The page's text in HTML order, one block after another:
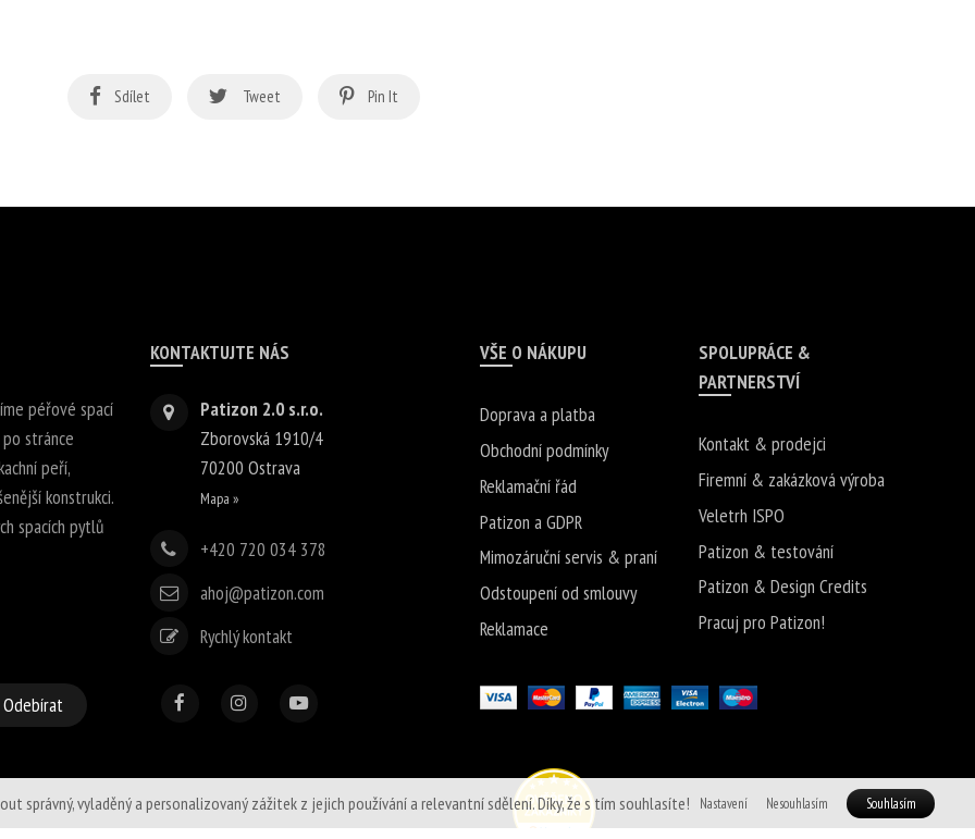
Sdílet Tweet Pin It
péřové spací
stránce
peří,
konstrukci.
spacích pytlů
Odebírat
KONTAKTUJTE NÁS
Patizon 2.0 s.r.o.
Zborovská 1910/4
70200Ostrava
Mapa »
+420 720 034 378
ahoj@patizon.com
Rychlý kontakt
VŠE O NÁKUPU
Doprava a platba
Obchodní podmínky
Reklamační řád
Patizon a GDPR
Mimozáruční servis & praní
Odstoupení od smlouvy
Reklamace
SPOLUPRÁCE &
PARTNERSTVÍ
Kontakt & prodejci
Firemní & zakázková výroba
Veletrh ISPO
Patizon & testování
Patizon & Design Credits
Pracuj pro Patizon!
správný, vyladěný a personalizovaný zážitek z jejich používání a relevantní sdělení. Díky, že s tím souhlasíte! Nastavení Nesouhlasím Souhlasím